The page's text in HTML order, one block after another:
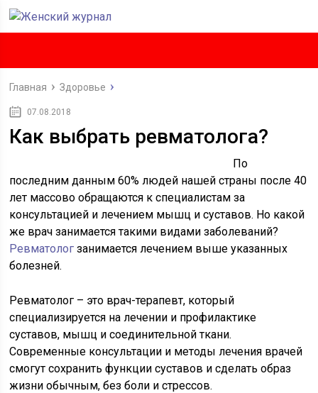
Главная Здоровье
07.08.2018
Как выбрать ревматолога?
По
последним данным 60% людей нашей страны после 40
лет массово обращаются к специалистам за
консультацией и лечением мышц и суставов. Но какой
же врач занимается такими видами заболеваний?
Ревматолог занимается лечением выше указанных
болезней.
Ревматолог – это врач-терапевт, который
специализируется на лечении и профилактике
суставов, мышц и соединительной ткани.
Современные консультации и методы лечения врачей
смогут сохранить функции суставов и сделать образ
жизни обычным, без боли и стрессов.